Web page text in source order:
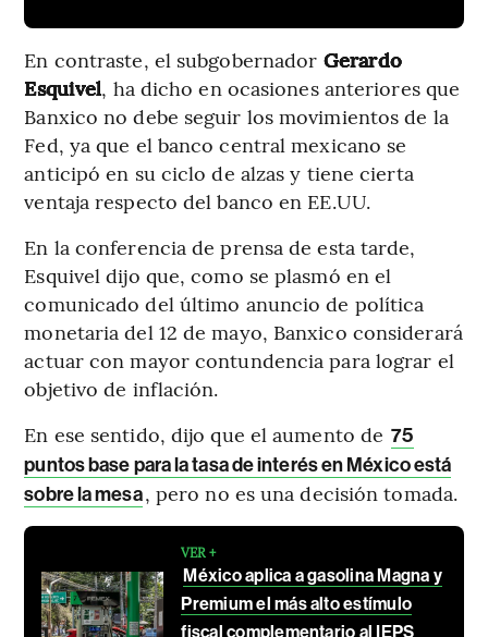
En contraste, el subgobernador Gerardo
Esquivel, ha dicho en ocasiones anteriores que
Banxico no debe seguir los movimientos de la
Fed, ya que el banco central mexicano se
anticipó en su ciclo de alzas y tiene cierta
ventaja respecto del banco en EE.UU.
En la conferencia de prensa de esta tarde,
Esquivel dijo que, como se plasmó en el
comunicado del último anuncio de política
monetaria del 12 de mayo, Banxico considerará
actuar con mayor contundencia para lograr el
objetivo de inflación.
En ese sentido, dijo que el aumento de 75
puntos base para la tasa de interés en México está
sobre la mesa, pero no es una decisión tomada.
VER +
México aplica a gasolina Magna y
Premium el más alto estímulo
fiscal complementario al IEPS